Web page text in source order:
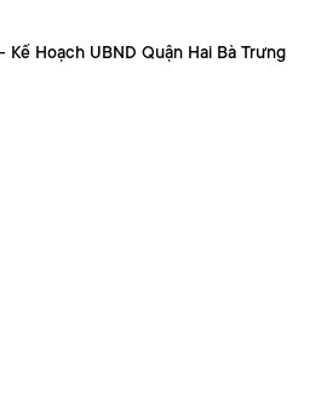
Kế Hoạch UBND Quận Hai Bà Trưng